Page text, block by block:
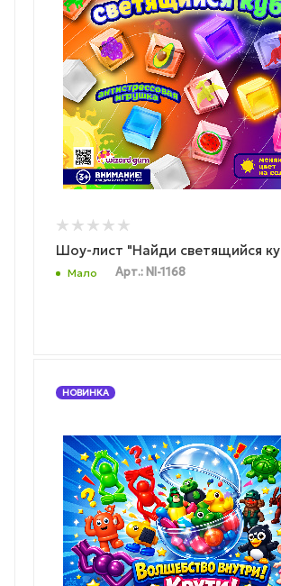
Шоу-лист "Найди светящийся
Мало Арт.: NI-1168
НОВИНКА